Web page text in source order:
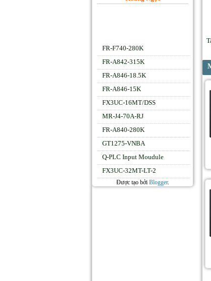
FR-F740-280K
FR-A842-315K
FR-A846-18.5K
FR-A846-15K
FX3UC-16MT/DSS
MR-J4-70A-RJ
FR-A840-280K
GT1275-VNBA
Q-PLC Input Moudule
FX3UC-32MT-LT-2
Được tạo bởi Blogger.